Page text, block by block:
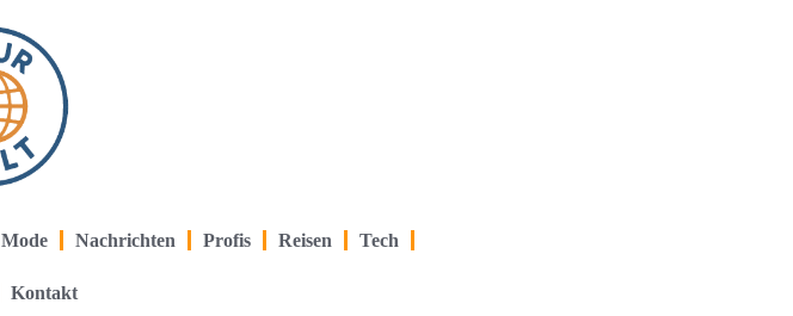
Mode Nachrichten Profis Reisen Tech
Kontakt